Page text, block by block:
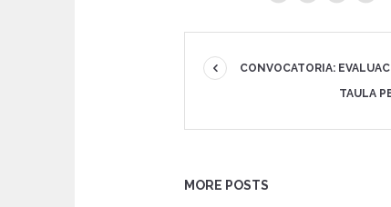
CONVOCATORIA:
TAULA
MORE POSTS